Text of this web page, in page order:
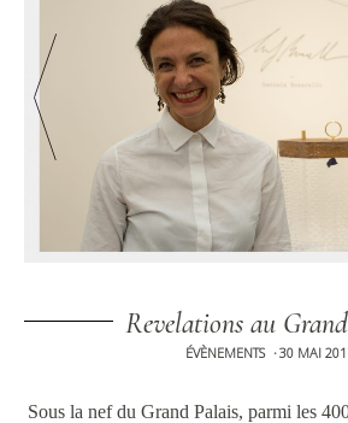
Revelations au
ÉVÈNEMENTS •30 MAI
Sous la nef du Grand Palais, parmi les